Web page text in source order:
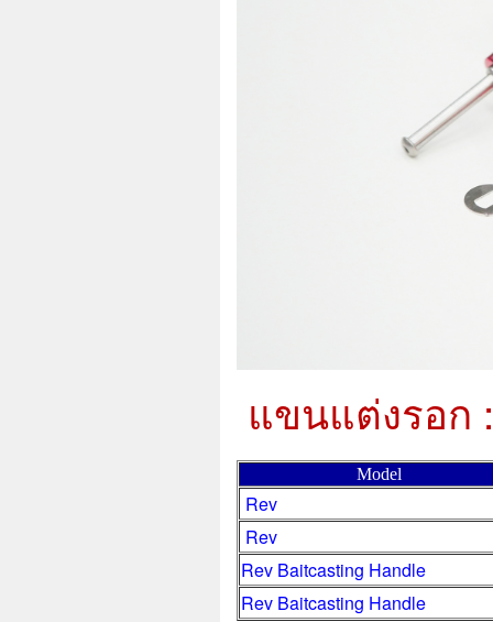
แขนแต่งรอก
Model
Rev
Rev
Rev Baitcasting Handle
Rev Baitcasting Handle